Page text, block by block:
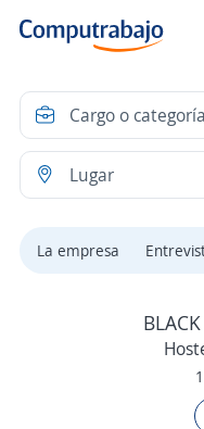
La empresa